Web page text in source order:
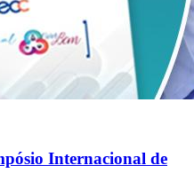
Internacional de